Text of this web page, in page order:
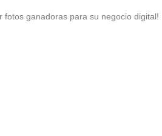
ganadoras para su negocio digital!